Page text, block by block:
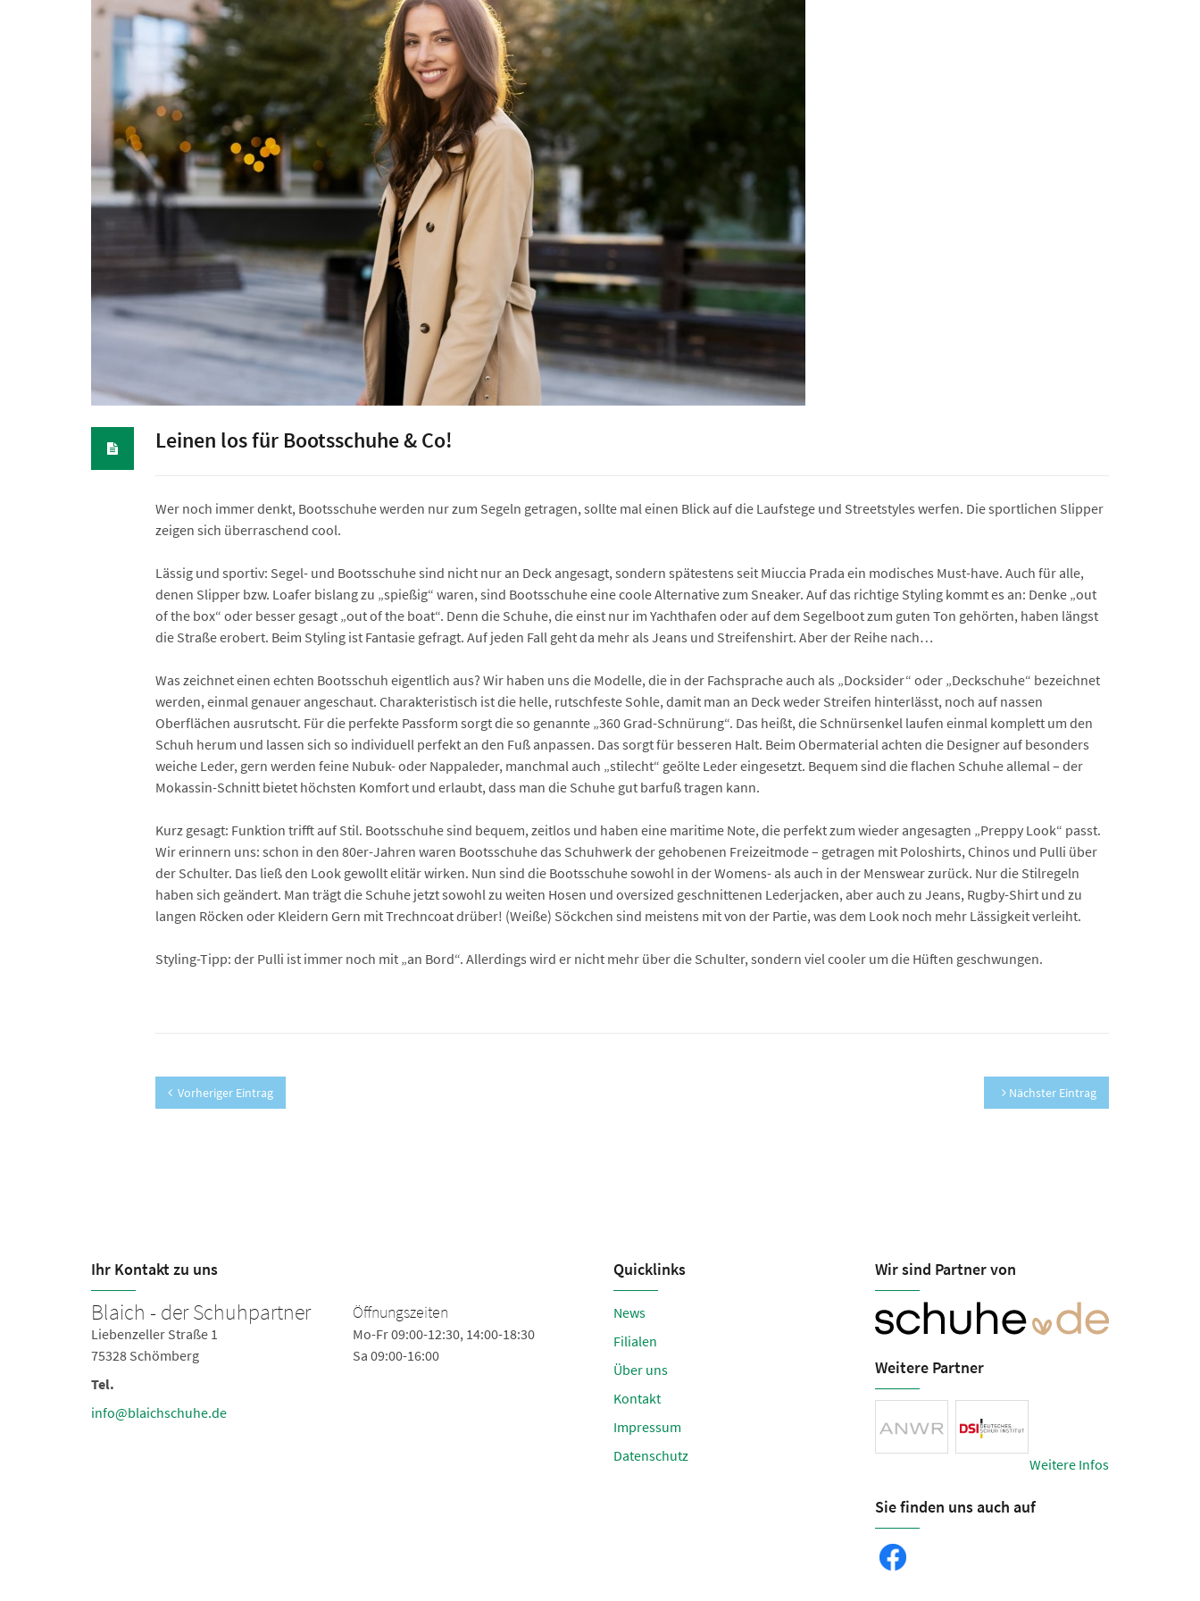
Leinen los für Bootsschuhe & Co!
Wer noch immer denkt, Bootsschuhe werden nur zum Segeln getragen, sollte mal einen Blick auf die Laufstege und Streetstyles werfen. Die sportlichen Slipper
zeigen sich überraschend cool.
Lässig und sportiv: Segel- und Bootsschuhe sind nicht nur an Deck angesagt, sondern spätestens seit Miuccia Prada ein modisches Must-have. Auch für alle,
denen Slipper bzw. Loafer bislang zu „spießig“ waren, sind Bootsschuhe eine coole Alternative zum Sneaker. Auf das richtige Styling kommt es an: Denke „out
of the box“ oder besser gesagt „out of the boat“. Denn die Schuhe, die einst nur im Yachthafen oder auf dem Segelboot zum guten Ton gehörten, haben längst
die Straße erobert. Beim Styling ist Fantasie gefragt. Auf jeden Fall geht da mehr als Jeans und Streifenshirt. Aber der Reihe nach…
Was zeichnet einen echten Bootsschuh eigentlich aus? Wir haben uns die Modelle, die in der Fachsprache auch als „Docksider“ oder „Deckschuhe“ bezeichnet
werden, einmal genauer angeschaut. Charakteristisch ist die helle, rutschfeste Sohle, damit man an Deck weder Streifen hinterlässt, noch auf nassen
Oberflächen ausrutscht. Für die perfekte Passform sorgt die so genannte „360 Grad-Schnürung“. Das heißt, die Schnürsenkel laufen einmal komplett um den
Schuh herum und lassen sich so individuell perfekt an den Fuß anpassen. Das sorgt für besseren Halt. Beim Obermaterial achten die Designer auf besonders
weiche Leder, gern werden feine Nubuk- oder Nappaleder, manchmal auch „stilecht“ geölte Leder eingesetzt. Bequem sind die flachen Schuhe allemal – der
Mokassin-Schnitt bietet höchsten Komfort und erlaubt, dass man die Schuhe gut barfuß tragen kann.
Kurz gesagt: Funktion trifft auf Stil. Bootsschuhe sind bequem, zeitlos und haben eine maritime Note, die perfekt zum wieder angesagten „Preppy Look“ passt.
Wir erinnern uns: schon in den 80er-Jahren waren Bootsschuhe das Schuhwerk der gehobenen Freizeitmode – getragen mit Poloshirts, Chinos und Pulli über
der Schulter. Das ließ den Look gewollt elitär wirken. Nun sind die Bootsschuhe sowohl in der Womens- als auch in der Menswear zurück. Nur die Stilregeln
haben sich geändert. Man trägt die Schuhe jetzt sowohl zu weiten Hosen und oversized geschnittenen Lederjacken, aber auch zu Jeans, Rugby-Shirt und zu
langen Röcken oder Kleidern Gern mit Trechncoat drüber! (Weiße) Söckchen sind meistens mit von der Partie, was dem Look noch mehr Lässigkeit verleiht.
Styling-Tipp: der Pulli ist immer noch mit „an Bord“. Allerdings wird er nicht mehr über die Schulter, sondern viel cooler um die Hüften geschwungen.
Vorheriger Eintrag Nächster Eintrag
Ihr Kontakt zu uns
Blaich - der Schuhpartner
Liebenzeller Straße 1
75328 Schömberg
Tel.
info@blaichschuhe.de
Öffnungszeiten
Mo-Fr 09:00-12:30, 14:00-18:30
Sa 09:00-16:00
Blaich - der Sportpartner
Liebenzeller Straße 3
Fax +49 (7084) 1598
info@blaichsport.de
Öffnungszeiten
Mo-Fr 09:00-12:30, 14:00-18:30
Blaich - der
Liebenzeller
Quicklinks
News
Filialen
Über uns
Kontakt
Impressum
Datenschutz
Wir sind Partner von
Weitere Partner
Weitere Infos
Sie finden uns auch auf